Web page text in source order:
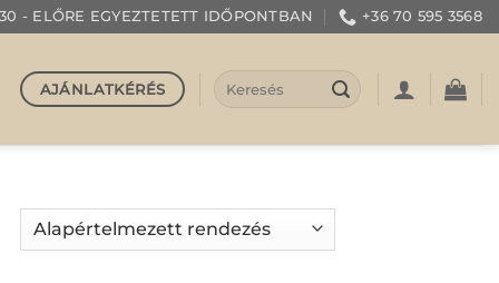
- ELŐRE EGYEZTETETT IDŐPONTBAN +36 70 595 3568
AJÁNLATKÉRÉS
Keresés
a